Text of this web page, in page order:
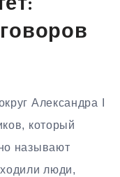
Александра I
который
называют
люди,